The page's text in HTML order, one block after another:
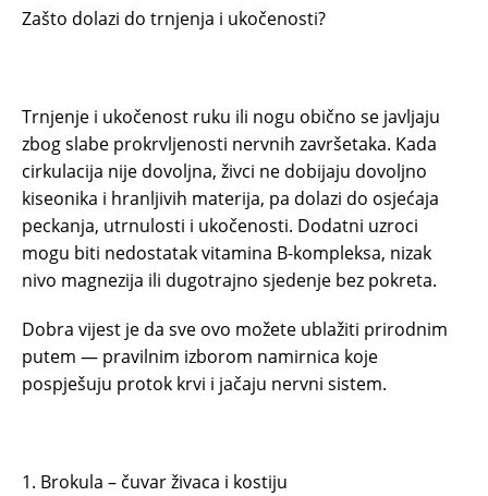
Zašto dolazi do trnjenja i ukočenosti?
Trnjenje i ukočenost ruku ili nogu obično se javljaju
zbog slabe prokrvljenosti nervnih završetaka. Kada
cirkulacija nije dovoljna, živci ne dobijaju dovoljno
kiseonika i hranljivih materija, pa dolazi do osjećaja
peckanja, utrnulosti i ukočenosti. Dodatni uzroci
mogu biti nedostatak vitamina B-kompleksa, nizak
nivo magnezija ili dugotrajno sjedenje bez pokreta.
Dobra vijest je da sve ovo možete ublažiti prirodnim
putem — pravilnim izborom namirnica koje
pospješuju protok krvi i jačaju nervni sistem.
1. Brokula – čuvar živaca i kostiju